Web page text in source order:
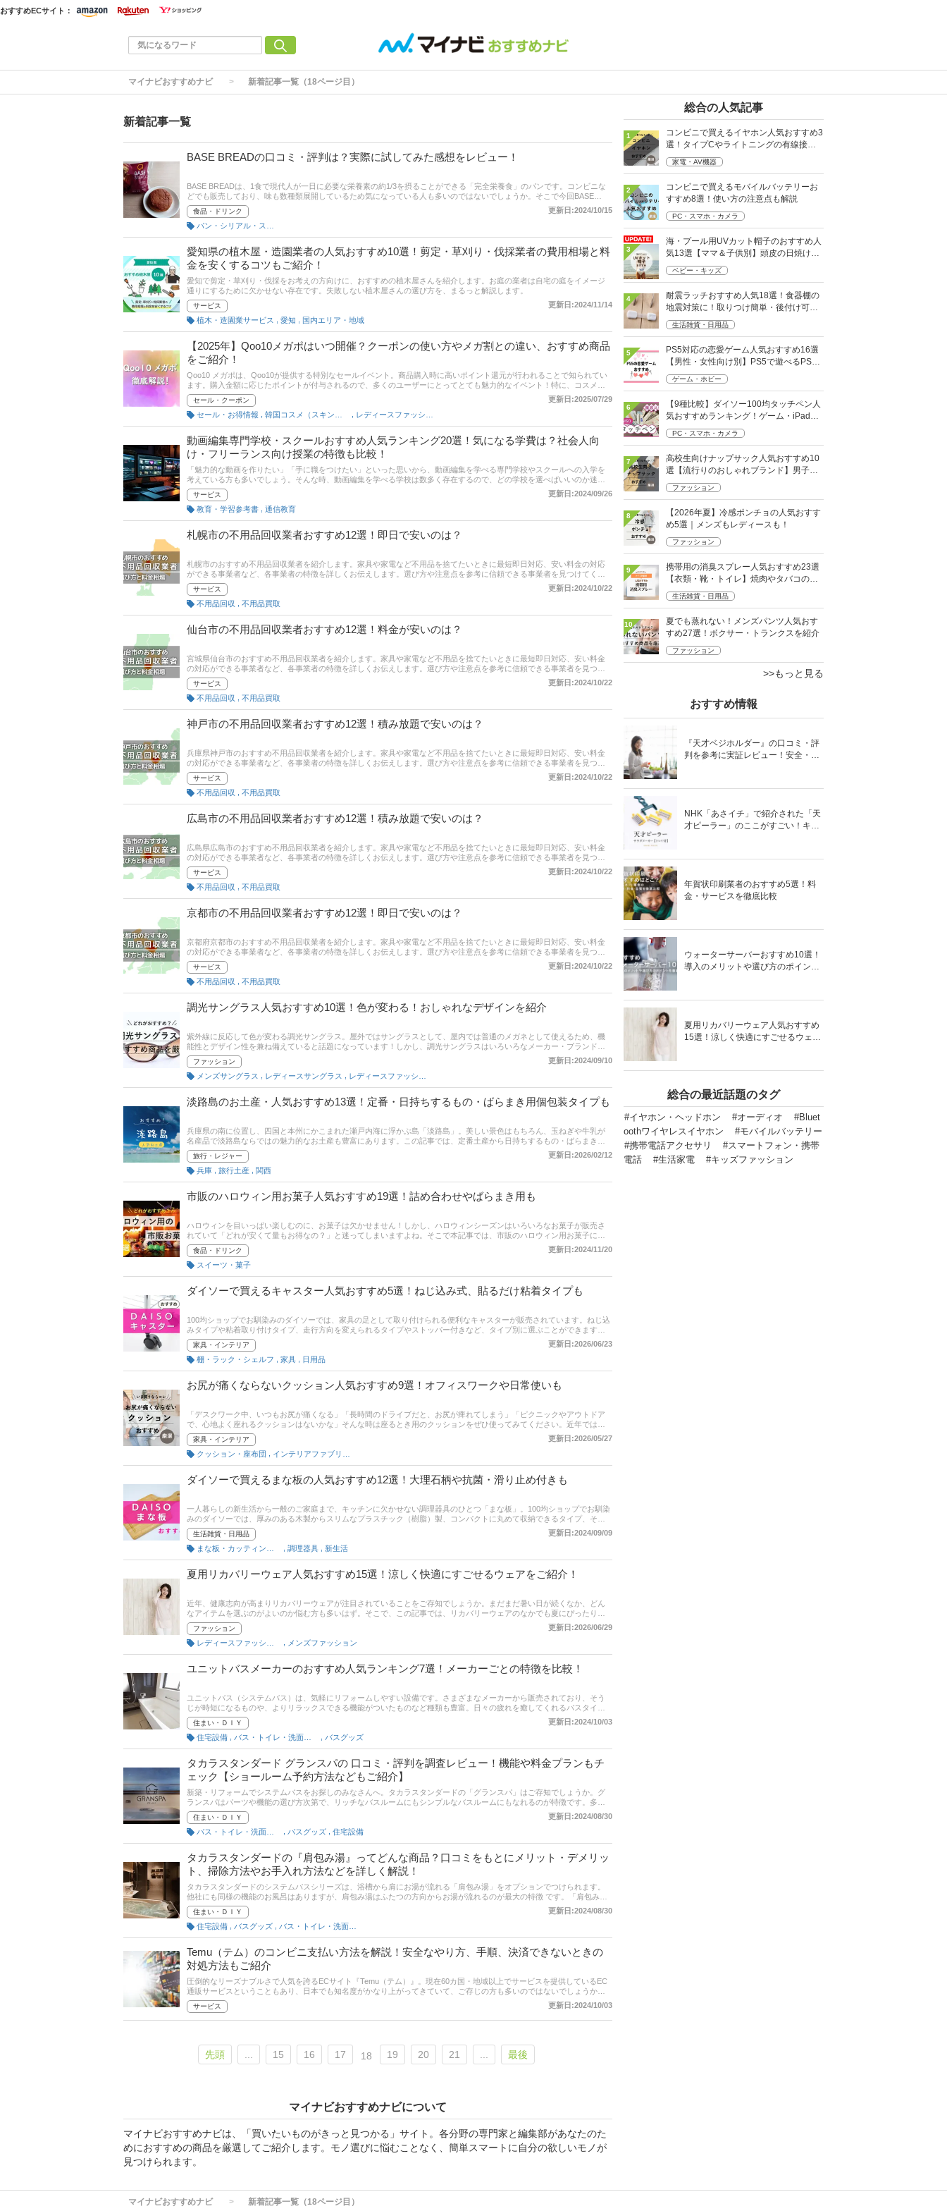
おすすめECサイト：
マイナビおすすめナビ 新着記事一覧（18ページ目）
新着記事一覧
BASE BREADの口コミ・評判は？実際に試してみた感想をレビュー！
BASE BREADは、1食で現代人が一日に必要な栄養素の約1/3を摂ることができる「完全栄養食」のパンです。コンビニな
どでも販売しており、味も数種類展開しているため気になっている人も多いのではないでしょうか。そこで今回BASE
BREADの12袋セットを取り寄せて、実際に試してみました。健康や美容、また美味しいものに興味がある方はぜひご一読
ください。
食品・ドリンク
更新日:2024/10/15
愛知県の植木屋・造園業者の人気おすすめ10選！剪定・草刈り・伐採業者の費用相場と料
金を安くするコツもご紹介！
愛知で剪定・草刈り・伐採をお考えの方向けに、おすすめの植木屋さんを紹介します。お庭の業者は自宅の庭をイメージ
通りにするために欠かせない存在です。失敗しない植木屋さんの選び方を、まるっと解説します。
サービス
更新日:2024/11/14
植木・造園業サービス
愛知 国内エリア・地域
【2025年】Qoo10メガポはいつ開催？クーポンの使い方やメガ割との違い、おすすめ商品
をご紹介！
Qoo10 メガポは、Qoo10が提供する特別なセールイベント。商品購入時に高いポイント還元が行われることで知られてい
ます。購入金額に応じたポイントが付与されるので、多くのユーザーにとってとても魅力的なイベント！特に、コスメや
ファッションアイテムを頻繁に購入するユーザーには必見ですよ。この記事ではそんなQoo10メガポに関して、セールの
特徴やメガ割との違いなどを詳しく解説しています。セール中のおすすめ商品などもご紹介しているので気になる方はぜ
ひ参考にしてみてくださいね！
セール・クーポン
更新日:2025/07/29
セール・お得情報
動画編集専門学校・スクールおすすめ人気ランキング20選！気になる学費は？社会人向
け・フリーランス向け授業の特徴も比較！
「魅力的な動画を作りたい」「手に職をつけたい」といった思いから、動画編集を学べる専門学校やスクールへの入学を
考えている方も多いでしょう。そんな時、動画編集を学べる学校は数多く存在するので、どの学校を選べばいいのか迷っ
てしまいますよね。そこでこの記事では、動画編集を学べる専門学校・スクールの選び方から、実際におすすめの学校ま
で徹底解説していきます。また、専門学校とスクールの違い、動画編集で使うソフトなどについてもお伝えしますので、
動画編集者を目指している方はぜひ参考にしてくださいね。
サービス
更新日:2024/09/26
教育・学習参考書
通信教育
札幌市の不用品回収業者おすすめ12選！即日で安いのは？
札幌市のおすすめ不用品回収業者を紹介します。家具や家電など不用品を捨てたいときに最短即日対応、安い料金の対応
ができる事業者など、各事業者の特徴を詳しくお伝えします。選び方や注意点を参考に信頼できる事業者を見つけてくだ
さい。
サービス
更新日:2024/10/22
不用品回収
不用品買取
仙台市の不用品回収業者おすすめ12選！料金が安いのは？
宮城県仙台市のおすすめ不用品回収業者を紹介します。家具や家電など不用品を捨てたいときに最短即日対応、安い料金
の対応ができる事業者など、各事業者の特徴を詳しくお伝えします。選び方や注意点を参考に信頼できる事業者を見つけ
てください。
サービス
更新日:2024/10/22
不用品回収
不用品買取
神戸市の不用品回収業者おすすめ12選！積み放題で安いのは？
兵庫県神戸市のおすすめ不用品回収業者を紹介します。家具や家電など不用品を捨てたいときに最短即日対応、安い料金
の対応ができる事業者など、各事業者の特徴を詳しくお伝えします。選び方や注意点を参考に信頼できる事業者を見つけ
てください。
サービス
更新日:2024/10/22
不用品回収
不用品買取
広島市の不用品回収業者おすすめ12選！積み放題で安いのは？
広島県広島市のおすすめ不用品回収業者を紹介します。家具や家電など不用品を捨てたいときに最短即日対応、安い料金
の対応ができる事業者など、各事業者の特徴を詳しくお伝えします。選び方や注意点を参考に信頼できる事業者を見つけ
てください。
サービス
更新日:2024/10/22
不用品回収
不用品買取
京都市の不用品回収業者おすすめ12選！即日で安いのは？
京都府京都市のおすすめ不用品回収業者を紹介します。家具や家電など不用品を捨てたいときに最短即日対応、安い料金
の対応ができる事業者など、各事業者の特徴を詳しくお伝えします。選び方や注意点を参考に信頼できる事業者を見つけ
てください。
サービス
更新日:2024/10/22
不用品回収
不用品買取
調光サングラス人気おすすめ10選！色が変わる！おしゃれなデザインを紹介
紫外線に反応して色が変わる調光サングラス。屋外ではサングラスとして、屋内では普通のメガネとして使えるため、機
能性とデザイン性を兼ね備えていると話題になっています！しかし、調光サングラスはいろいろなメーカー・ブランドか
ら販売されており、どれがいいか迷ってしまいますよね。そこで本記事では、調光サングラスについて、調光レンズの特
徴や購入前に押さえておきたいデメリット、注意点、そしておすすめ商品をご紹介。サングラスの王道レイバンやスポー
ツサングラスで人気のオークリー、お手頃価格で購入できるゾフなど、幅広くピックアップしています。ぜひ本記事を参
考に、おしゃれで便利な調光サングラスを見つけてくださいね！
ファッション
更新日:2024/09/10
メンズサングラス
レディースサングラス
淡路島のお土産・人気おすすめ13選！定番・日持ちするもの・ばらまき用個包装タイプも
兵庫県の南に位置し、四国と本州にかこまれた瀬戸内海に浮かぶ島「淡路島」。美しい景色はもちろん、玉ねぎや牛乳が
名産品で淡路島ならではの魅力的なお土産も豊富にあります。この記事では、定番土産から日持ちするもの・ばらまき用
個包装タイプ、淡路島でしか買えないと思われがちなものまで、通販サイトで買える淡路島のおすすめ土産と選び方のポ
イントをご紹介します。記事後半には、通販サイトの人気売れ筋ランキングもあります。これから淡路島を観光で訪れる
予定の方は、 ぜひ最後までチェックして、自分にぴったりのお土産を見つけてくださいね。
旅行・レジャー
更新日:2026/02/12
兵庫
旅行土産 関西
市販のハロウィン用お菓子人気おすすめ19選！詰め合わせやばらまき用も
ハロウィンを目いっぱい楽しむのに、お菓子は欠かせません！しかし、ハロウィンシーズンはいろいろなお菓子が販売さ
れていて「どれが安くて量もお得なの？」と迷ってしまいますよね。そこで本記事では、市販のハロウィン用お菓子につ
いて、選び方とお得でおすすめなお菓子をご紹介。個包装で大量に入っているばらまき用から、いろいろな種類の詰め合
わせパック、ちょっぴり特別感のあるお菓子まで、幅広く厳選しています。ぜひ参考にしてくださいね！
食品・ドリンク
更新日:2024/11/20
スイーツ・菓子
ダイソーで買えるキャスター人気おすすめ5選！ねじ込み式、貼るだけ粘着タイプも
100均ショップでお馴染みのダイソーでは、家具の足として取り付けられる便利なキャスターが販売されています。ねじ込
みタイプや粘着取り付けタイプ、走行方向を変えられるタイプやストッパー付きなど、タイプ別に選ぶことができます。
本記事では、ダイソーで買えるキャスターの選び方とおすすめ商品をご紹介します。記事後半には、通販サイトの売れ筋
ランキングもありますので、口コミなどとあわせて参考にしてみてください。
家具・インテリア
更新日:2026/06/23
棚・ラック・シェルフ
家具 日用品
お尻が痛くならないクッション人気おすすめ9選！オフィスワークや日常使いも
「デスクワーク中、いつもお尻が痛くなる」「長時間のドライブだと、お尻が痺れてしまう」「ピクニックやアウトドア
で、心地よく座れるクッションはないかな」そんな時は座るとき用のクッションをぜひ使ってみてください。近年では、
低反発のウレタン素材や王道のわた素材だけでなく、効率よく体圧分散してくれるゲル素材が人気になるなど、種類も豊
富で、自分に合うクッションがきっと見つかるはずです。本記事では、お尻が痛くならないクッションについて、選び方
やおすすめ商品をご紹介いたします。エアウィーヴなどの人気ブランドや東京西川の王道商品など、幅広くピックアップ
していますので、ぜひ参考にしてくださいね。
家具・インテリア
更新日:2026/05/27
クッション・座布団
ダイソーで買えるまな板の人気おすすめ12選！大理石柄や抗菌・滑り止め付きも
一人暮らしの新生活から一般のご家庭まで、キッチンに欠かせない調理器具のひとつ「まな板」。100均ショップでお馴染
みのダイソーでは、厚みのある木製からスリムなプラスチック（樹脂）製、コンパクトに丸めて収納できるタイプ、その
ほかおしゃれなデザインのものや抗菌タイプ、滑り止め機能付きなど種類も豊富に揃っています。この記事では、食洗器
や熱湯消毒、漂白剤使用OKな商品といったダイソーで買えるまな板のおすすめ商品など選び方についてご紹介します。記
事後半には、比較一覧表や通販サイトの最新人気ランキングもありますので、あわせて売れ筋や口コミもチェックしてみ
てください。
生活雑貨・日用品
更新日:2024/09/09
調理器具 新生活
夏用リカバリーウェア人気おすすめ15選！涼しく快適にすごせるウェアをご紹介！
近年、健康志向が高まりリカバリーウェアが注目されていることをご存知でしょうか。まだまだ暑い日が続くなか、どん
なアイテムを選ぶのがよいのか悩む方も多いはず。そこで、この記事では、リカバリーウェアのなかでも夏にぴったりの
「夏用リカバリーウェア」のおすすめ商品をご紹介していきます。人気ランキングのほか、メンズ・レディース別にご紹
介するので、購入の際はぜひ参考にしてみてください。
ファッション
更新日:2026/06/29
メンズファッション
ユニットバスメーカーのおすすめ人気ランキング7選！メーカーごとの特徴を比較！
ユニットバス（システムバス）は、気軽にリフォームしやすい設備です。さまざまなメーカーから販売されており、そう
じが時短になるものや、よりリラックスできる機能がついたものなど種類も豊富。日々の疲れを癒してくれるバスタイ
ム。毎日使うものだからこそ製品選びにはこだわりたいですよね。この記事では、ユニットバスメーカーの特徴を解説す
るとともに、選び方のポイントやおすすめメーカーをご紹介。新築・リフォームをお考えの方は、ぜひチェックしてみて
ください。
住まい・ＤＩＹ
更新日:2024/10/03
住宅設備
バスグッズ
タカラスタンダード グランスパの 口コミ・評判を調査レビュー！機能や料金プランもチ
ェック【ショールーム予約方法などもご紹介】
新築・リフォームでシステムバスをお探しのみなさんへ。タカラスタンダードの「グランスパ」はご存知でしょうか。グ
ランスパはパーツや機能の選び方次第で、リッチなバスルームにもシンプルなバスルームにもなれるのが特徴です。多様
性が求められる時代、お風呂も家庭の好みにぴったりなものを選んでいきませんか？この記事では「グランスパ」の魅力
に迫るとともに、実際の口コミや評判をチェック。お風呂にはこだわりたい派の方も、シンプルが1番派の方も、ぜひ参考
にしてみてください。
住まい・ＤＩＹ
更新日:2024/08/30
バスグッズ 住宅設備
タカラスタンダードの『肩包み湯』ってどんな商品？口コミをもとにメリット・デメリッ
ト、掃除方法やお手入れ方法などを詳しく解説！
タカラスタンダードのシステムバスシリーズは、浴槽から肩にお湯が流れる「肩包み湯」をオプションでつけられます。
他社にも同様の機能のお風呂はありますが、肩包み湯はふたつの方向からお湯が流れるのが最大の特徴 です。「肩包み
湯」があれば、自宅のお風呂がまるでリラクゼーションスパのように！ この記事ではタカラスタンダードの「肩包み湯」
の魅力や、メリット・デメリット、気になるお手入れ方法などを解説。「毎日使うお風呂だからこそ、リラックス効果を
重視したい」という方はぜひチェックしてみてください。
住まい・ＤＩＹ
更新日:2024/08/30
住宅設備
バスグッズ
Temu（テム）のコンビニ支払い方法を解説！安全なやり方、手順、決済できないときの
対処方法もご紹介
圧倒的なリーズナブルさで人気を誇るECサイト『Temu（テム）』。現在60カ国・地域以上でサービスを提供しているEC
通販サービスということもあり、日本でも知名度がかなり上がってきていて、ご存じの方も多いのではないでしょうか。
クレジット決済ももちろん出来ますが、何かと心配でコンビニ払いをしたいという方もいるはず！そこで今回はこの
『Temu（テム）』の支払い方法の中でも「コンビニでの支払い方法」にピックアップをして詳しく解説していきます。ア
プリ、ブラウザの方法をぜひ参考にしてみてくださいね。
サービス 更新日:2024/10/03
先頭 15 16 17 18 19 20 21 最後
マイナビおすすめナビについて
マイナビおすすめナビは、「買いたいものがきっと見つかる」サイト。各分野の専門家と編集部があなたのた
めにおすすめの商品を厳選してご紹介します。モノ選びに悩むことなく、簡単スマートに自分の欲しいモノが
見つけられます。
総合の人気記事
1
コンビニで買えるイヤホン人気おすすめ3
選！タイプCやライトニングの有線接続
タイプも
家電・AV機器
2
コンビニで買えるモバイルバッテリーお
すすめ8選！使い方の注意点も解説
PC・スマホ・カメラ
3
海・プール用UVカット帽子のおすすめ人
気13選【ママ＆子供別】頭皮の日焼け対
策に
ベビー・キッズ
4
耐震ラッチおすすめ人気18選！食器棚の
地震対策に！取りつけ簡単・後付け可能
も
生活雑貨・日用品
5
PS5対応の恋愛ゲーム人気おすすめ16選
【男性・女性向け別】PS5で遊べるPS4
ソフトも
ゲーム・ホビー
6
【9種比較】ダイソー100均タッチペン人
気おすすめランキング！ゲーム・iPad向
けなど
PC・スマホ・カメラ
7
高校生向けナップサック人気おすすめ10
選【流行りのおしゃれブランド】男子・
女子高生向け
ファッション
8
【2026年夏】冷感ポンチョの人気おすす
め5選｜メンズもレディースも！
ファッション
9
携帯用の消臭スプレー人気おすすめ23選
【衣類・靴・トイレ】焼肉やタバコのニ
オイにも
生活雑貨・日用品
10
夏でも蒸れない！メンズパンツ人気おす
すめ27選！ボクサー・トランクスを紹介
ファッション
>>もっと見る
おすすめ情報
『天才ベジホルダー』の口コミ・評
判を参考に実証レビュー！安全・時
NHK「あさイチ」で紹介された「天
才ピーラー」のここがすごい！キャ
年賀状印刷業者のおすすめ5選！料
金・サービスを徹底比較
ウォーターサーバーおすすめ10選！
導入のメリットや選び方のポイント
夏用リカバリーウェア人気おすすめ
15選！涼しく快適にすごせるウェア
総合の最近話題のタグ
#イヤホン・ヘッドホン #オーディオ
#Bluet
oothワイヤレスイヤホン
#モバイルバッテリー
#携帯電話アクセサリ
#スマートフォン・携帯
電話
#生活家電 #キッズファッション
マイナビおすすめナビ 新着記事一覧（18ページ目）